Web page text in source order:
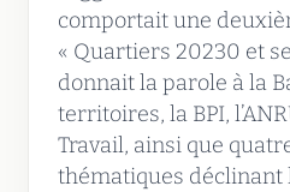
comportait une
« Quartiers 20230 et
donnait la parole à la
territoires, la BPI,
Travail, ainsi que
thématiques déclinant